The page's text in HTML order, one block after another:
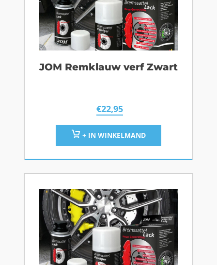
JOM Remklauw verf Zwart
€22,95
+ IN WINKELMAND